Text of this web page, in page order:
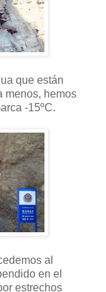
que están
menos, hemos
-15ºC.
al
en el
estrechos